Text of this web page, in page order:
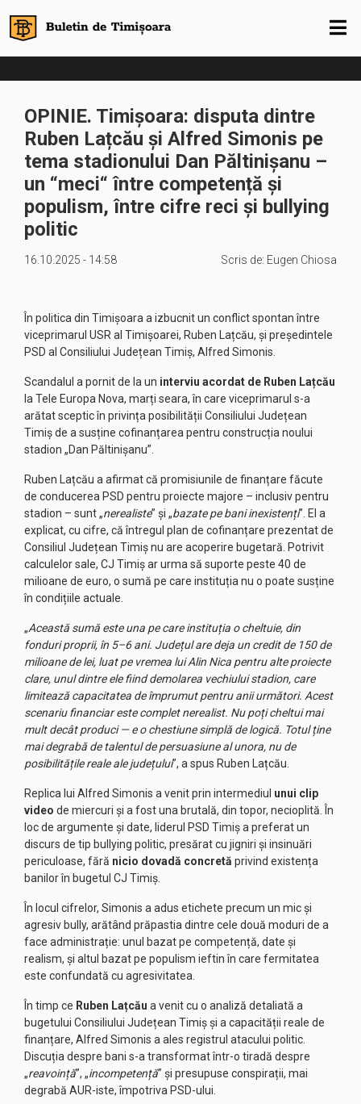
OPINIE. Timișoara: disputa dintre
Ruben Lațcău și Alfred Simonis pe
tema stadionului Dan Păltinișanu –
un “meci“ între competență și
populism, între cifre reci și bullying
politic
16.10.2025 - 14:58 Scris de: Eugen Chiosa
În politica din Timișoara a izbucnit un conflict spontan între
viceprimarul USR al Timișoarei, Ruben Lațcău, și președintele
PSD al Consiliului Județean Timiș, Alfred Simonis.
Scandalul a pornit de la un interviu acordat de Ruben Lațcău
la Tele Europa Nova, marți seara, în care viceprimarul s-a
arătat sceptic în privința posibilității Consiliului Județean
Timiș de a susține cofinanțarea pentru construcția noului
stadion „Dan Păltinișanu”.
Ruben Lațcău a afirmat că promisiunile de finanțare făcute
de conducerea PSD pentru proiecte majore – inclusiv pentru
stadion – sunt „nerealiste” și „bazate pe bani inexistenți”. El a
explicat, cu cifre, că întregul plan de cofinanțare prezentat de
Consiliul Județean Timiș nu are acoperire bugetară. Potrivit
calculelor sale, CJ Timiș ar urma să suporte peste 40 de
milioane de euro, o sumă pe care instituția nu o poate susține
în condițiile actuale.
„Această sumă este una pe care instituția o cheltuie, din
fonduri proprii, în 5–6 ani. Județul are deja un credit de 150 de
milioane de lei, luat pe vremea lui Alin Nica pentru alte proiecte
clare, unul dintre ele fiind demolarea vechiului stadion, care
limitează capacitatea de împrumut pentru anii următori. Acest
scenariu financiar este complet nerealist. Nu poți cheltui mai
mult decât produci — e o chestiune simplă de logică. Totul ține
mai degrabă de talentul de persuasiune al unora, nu de
posibilitățile reale ale județului”, a spus Ruben Lațcău.
Replica lui Alfred Simonis a venit prin intermediul unui clip
video de miercuri și a fost una brutală, din topor, necioplită. În
loc de argumente și date, liderul PSD Timiș a preferat un
discurs de tip bullying politic, presărat cu jigniri și insinuări
periculoase, fără nicio dovadă concretă privind existența
banilor în bugetul CJ Timiș.
În locul cifrelor, Simonis a adus etichete precum un mic și
agresiv bully, arătând prăpastia dintre cele două moduri de a
face administrație: unul bazat pe competență, date și
realism, și altul bazat pe populism ieftin în care fermitatea
este confundată cu agresivitatea.
În timp ce Ruben Lațcău a venit cu o analiză detaliată a
bugetului Consiliului Județean Timiș și a capacității reale de
finanțare, Alfred Simonis a ales registrul atacului politic.
Discuția despre bani s-a transformat într-o tiradă despre
„reavoință”, „incompetență” și presupuse conspirații, mai
degrabă AUR-iste, împotriva PSD-ului.